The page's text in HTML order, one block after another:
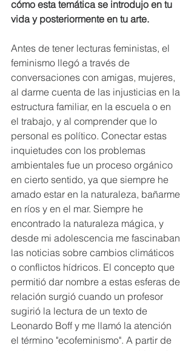
cómo esta temática se introdujo en tu
vida y posteriormente en tu arte.
Antes de tener lecturas feministas, el
feminismo llegó a través de
conversaciones con amigas, mujeres,
al darme cuenta de las injusticias en la
estructura familiar, en la escuela o en
el trabajo, y al comprender que lo
personal es político. Conectar estas
inquietudes con los problemas
ambientales fue un proceso orgánico
en cierto sentido, ya que siempre he
amado estar en la naturaleza, bañarme
en ríos y en el mar. Siempre he
encontrado la naturaleza mágica, y
desde mi adolescencia me fascinaban
las noticias sobre cambios climáticos
o conflictos hídricos. El concepto que
permitió dar nombre a estas esferas de
relación surgió cuando un profesor
sugirió la lectura de un texto de
Leonardo Boff y me llamó la atención
el término "ecofeminismo". A partir de